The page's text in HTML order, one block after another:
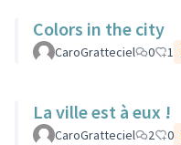
Colors in the city
CaroGratteciel 0 1
La ville est à eux !
CaroGratteciel 2 0